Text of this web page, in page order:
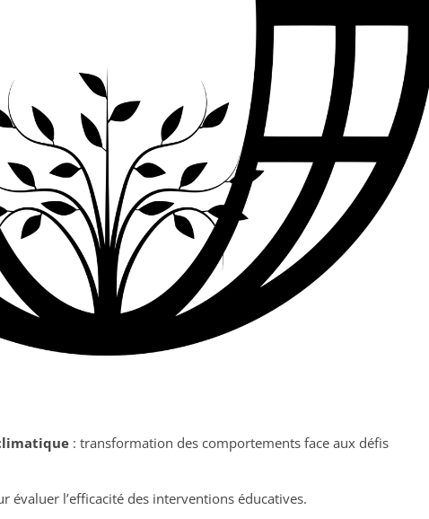
: transformation des comportements face aux défis
évaluer l’efficacité des interventions éducatives.